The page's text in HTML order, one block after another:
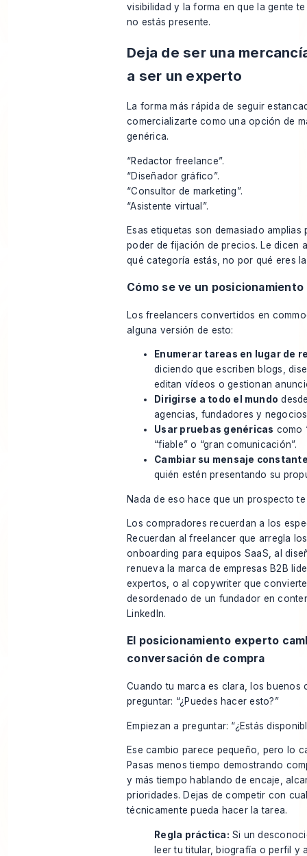
visibilidad y la forma en que la gente
no estás presente.
Deja de ser una
a ser un experto
La forma más rápida de seguir
comercializarte como una opción de
genérica.
“Redactor freelance”.
“Diseñador gráfico”.
“Consultor de marketing”.
“Asistente virtual”.
Esas etiquetas son demasiado amplias
poder de fijación de precios. Le dicen
qué categoría estás, no por qué eres
Cómo se ve un
Los freelancers convertidos en
alguna versión de esto:
Enumerar tareas en lugar de
diciendo que escriben blogs,
editan vídeos o gestionan
Dirigirse a todo el mundo
agencias, fundadores y
Usar pruebas genéricas como
“fiable” o “gran comunicación”.
Cambiar su mensaje
quién estén presentando su
Nada de eso hace que un prospecto
Los compradores recuerdan a los
Recuerdan al freelancer que arregla
onboarding para equipos SaaS, al
renueva la marca de empresas B2B
expertos, o al copywriter que
desordenado de un fundador en
LinkedIn.
El posicionamiento experto
conversación de compra
Cuando tu marca es clara, los buenos
preguntar: “¿Puedes hacer esto?”
Empiezan a preguntar: “¿Estás
Ese cambio parece pequeño, pero lo
Pasas menos tiempo demostrando
y más tiempo hablando de encaje,
prioridades. Dejas de competir con
técnicamente pueda hacer la tarea.
Regla práctica: Si un
leer tu titular, biografía o perfil y